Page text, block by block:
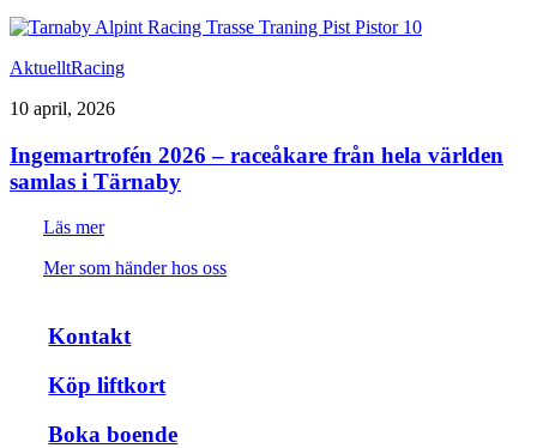
AktuelltRacing
10 april, 2026
Ingemartrofén 2026 – raceåkare från hela världen
samlas i Tärnaby
Läs mer
Mer som händer hos oss
Kontakt
Köp liftkort
Boka boende